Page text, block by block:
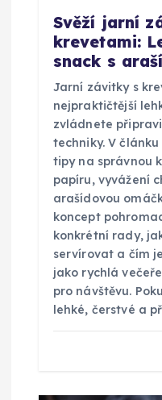
Svěží jarní
krevetami:
snack s
Jarní závitky s
nejpraktičtější
zvládnete
techniky. V
tipy na správnou
papíru, vyvážení
arašídovou
koncept
konkrétní rady,
servírovat a čím
jako rychlá
pro návštěvu.
lehké, čerstvé a